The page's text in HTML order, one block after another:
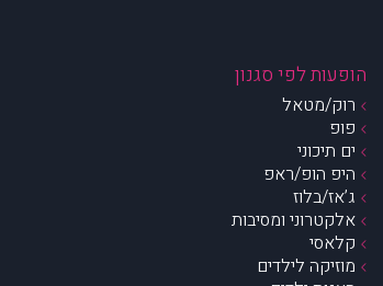
הופעות לפי סגנון
רוק/מטאל
פופ
ים תיכוני
היפ הופ/ראפ
ג’אז/בלוז
אלקטרוני ומסיבות
קלאסי
מוזיקה לילדים